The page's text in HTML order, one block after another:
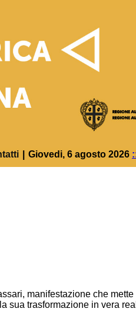
Giovedi, 6 agosto 2026
manifestazione che
sua trasformazione in vera